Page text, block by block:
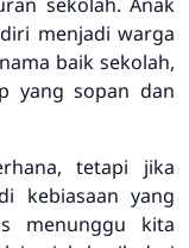
sekolah. Anak
menjadi warga
baik sekolah,
yang sopan dan
tetapi jika
kebiasaan yang
menunggu kita